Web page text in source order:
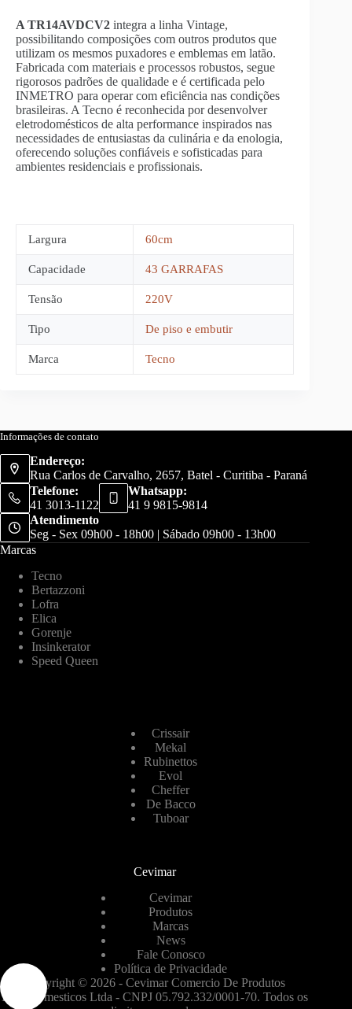
A TR14AVDCV2 integra a linha Vintage,
possibilitando composições com outros produtos que
utilizam os mesmos puxadores e emblemas em latão.
Fabricada com materiais e processos robustos, segue
rigorosos padrões de qualidade e é certificada pelo
INMETRO para operar com eficiência nas condições
brasileiras. A Tecno é reconhecida por desenvolver
eletrodomésticos de alta performance inspirados nas
necessidades de entusiastas da culinária e da enologia,
oferecendo soluções confiáveis e sofisticadas para
ambientes residenciais e profissionais.
Largura 60cm
Capacidade 43 GARRAFAS
Tensão 220V
Tipo De piso e embutir
Marca Tecno
Informações de contato
Endereço:
Rua Carlos de Carvalho, 2657, Batel - Curitiba - Paraná
Telefone:
41 3013-1122
Whatsapp:
41 9 9815-9814
Atendimento
Seg - Sex 09h00 - 18h00 | Sábado 09h00 - 13h00
Marcas
Tecno
Bertazzoni
Lofra
Elica
Gorenje
Insinkerator
Speed Queen
Crissair
Mekal
Rubinettos
Evol
Cheffer
De Bacco
Tuboar
Cevimar
Cevimar
Produtos
Marcas
News
Fale Conosco
Política de Privacidade
Copyright © 2026 - Cevimar Comercio De Produtos
Eletrodomesticos Ltda - CNPJ 05.792.332/0001-70. Todos os